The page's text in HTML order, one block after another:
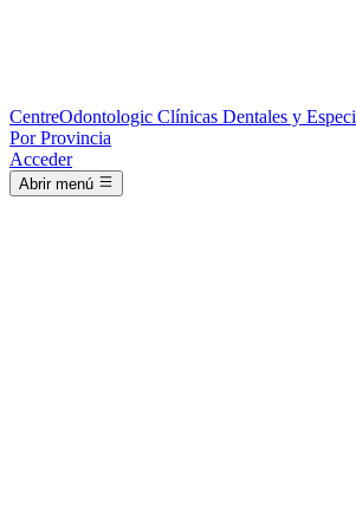
CentreOdontologic Clínicas Dentales y
Por Provincia
Acceder
Abrir menú